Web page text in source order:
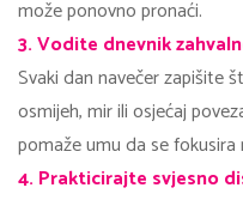
može ponovno pronaći.
3. Vodite dnevnik
Svaki dan navečer zapišite
osmijeh, mir ili osjećaj
pomaže umu da se
4. Prakticirajte svjesno